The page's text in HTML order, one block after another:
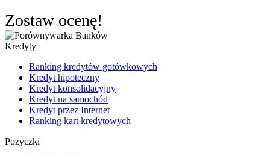
Zostaw ocenę!
Kredyty
Ranking kredytów gotówkowych
Kredyt hipoteczny
Kredyt konsolidacyjny
Kredyt na samochód
Kredyt przez Internet
Ranking kart kredytowych
Pożyczki